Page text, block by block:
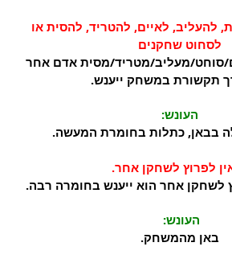
להעליב, לאיים, להטריד, להסית או
לסחוט שחקנים
סוחט/מעליב/מטריד/מסית אדם אחר
תקשורת במשחק ייענש.
העונש:
בבאן, כתלות בחומרת המעשה.
לפרוץ לשחקן אחר.
לשחקן אחר הוא ייענש בחומרה רבה.
העונש:
באן מהמשחק.